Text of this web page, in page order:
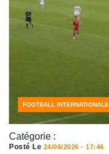
Catégorie :
ACTUALITÉS FOOTBALL
FOOTBALL INTERNATIONALE
Posté Le 24/06/2026 - 17:46